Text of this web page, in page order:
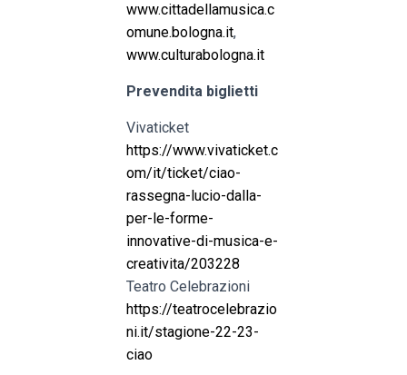
www.cittadellamusica.c
omune.bologna.it,
www.culturabologna.it
Prevendita biglietti
Vivaticket
https://www.vivaticket.c
om/it/ticket/ciao-
rassegna-lucio-dalla-
per-le-forme-
innovative-di-musica-e-
creativita/203228
Teatro Celebrazioni
https://teatrocelebrazio
ni.it/stagione-22-23-
ciao